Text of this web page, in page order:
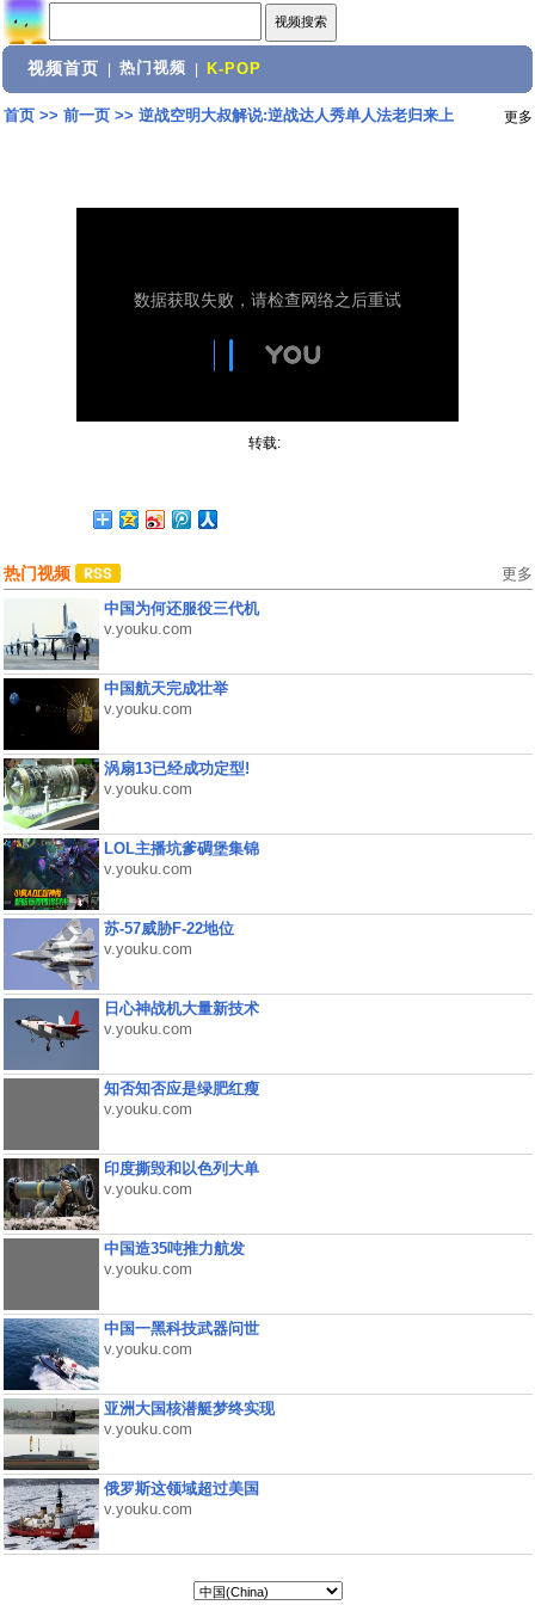
视频首页 热门视频 K-POP
首页>> 前一页>> 逆战空明大叔解说:逆战达人秀单人法老归来上 更多
转载:
热门视频 更多
中国为何还服役三代机
v.youku.com
中国航天完成壮举
v.youku.com
涡扇13已经成功定型!
v.youku.com
LOL主播坑爹碉堡集锦
v.youku.com
苏-57威胁F-22地位
v.youku.com
日心神战机大量新技术
v.youku.com
知否知否应是绿肥红瘦
v.youku.com
印度撕毁和以色列大单
v.youku.com
中国造35吨推力航发
v.youku.com
中国一黑科技武器问世
v.youku.com
亚洲大国核潜艇梦终实现
v.youku.com
俄罗斯这领域超过美国
v.youku.com